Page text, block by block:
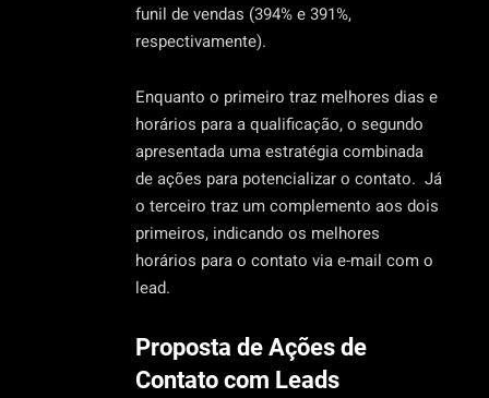
funil de vendas (394% e 391%,
respectivamente).
Enquanto o primeiro traz melhores dias e
horários para a qualificação, o segundo
apresentada uma estratégia combinada
de ações para potencializar o contato. Já
o terceiro traz um complemento aos dois
primeiros, indicando os melhores
horários para o contato via e-mail com o
lead.
Proposta de Ações de
Contato com Leads